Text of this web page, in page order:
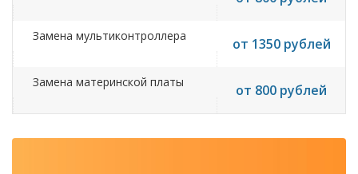
Замена мультиконтроллера от 1350 рублей
Замена материнской платы от 800 рублей